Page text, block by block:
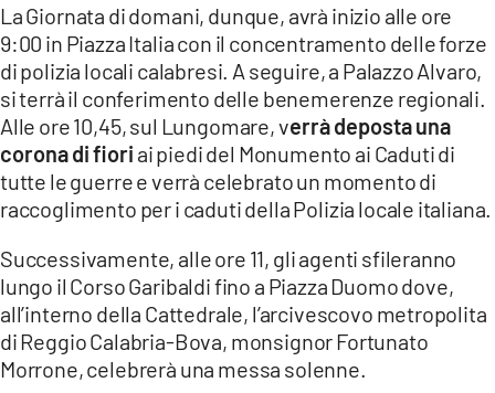
La Giornata di domani, dunque, avrà inizio alle ore
9:00 in Piazza Italia con il concentramento delle forze
di polizia locali calabresi. A seguire, a Palazzo Alvaro,
si terrà il conferimento delle benemerenze regionali.
Alle ore 10,45, sul Lungomare, verrà deposta una
corona di fiori ai piedi del Monumento ai Caduti di
tutte le guerre e verrà celebrato un momento di
raccoglimento per i caduti della Polizia locale italiana.
Successivamente, alle ore 11, gli agenti sfileranno
lungo il Corso Garibaldi fino a Piazza Duomo dove,
all’interno della Cattedrale, l’arcivescovo metropolita
di Reggio Calabria-Bova, monsignor Fortunato
Morrone, celebrerà una messa solenne.